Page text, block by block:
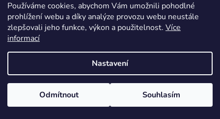
Používáme cookies, abychom Vám umožnili pohodlné
prohlížení webu a díky analýze provozu webu neustále
zlepšovali jeho funkce, výkon a použitelnost. Více
informací
Nastavení
Odmítnout Souhlasím